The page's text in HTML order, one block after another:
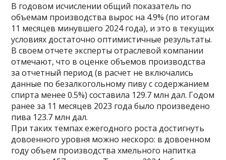
В годовом исчислении общий показатель по
объемам производства вырос на 4.9% (по итогам
11 месяцев минувшего 2024 года), и это в текущих
условиях достаточно оптимистичные результаты.
В своем отчете эксперты отраслевой компании
отмечают, что в оценке объемов производства
за отчетный период (в расчет не включались
данные по безалкогольному пиву с содержанием
спирта менее 0.5%) составила 129.7 млн дал. Годом
ранее за 11 месяцев 2023 года было произведено
пива 123.7 млн дал.
При таких темпах ежегодного роста достигнуть
довоенного уровня можно нескоро: в довоенном
году объем производства хмельного напитка